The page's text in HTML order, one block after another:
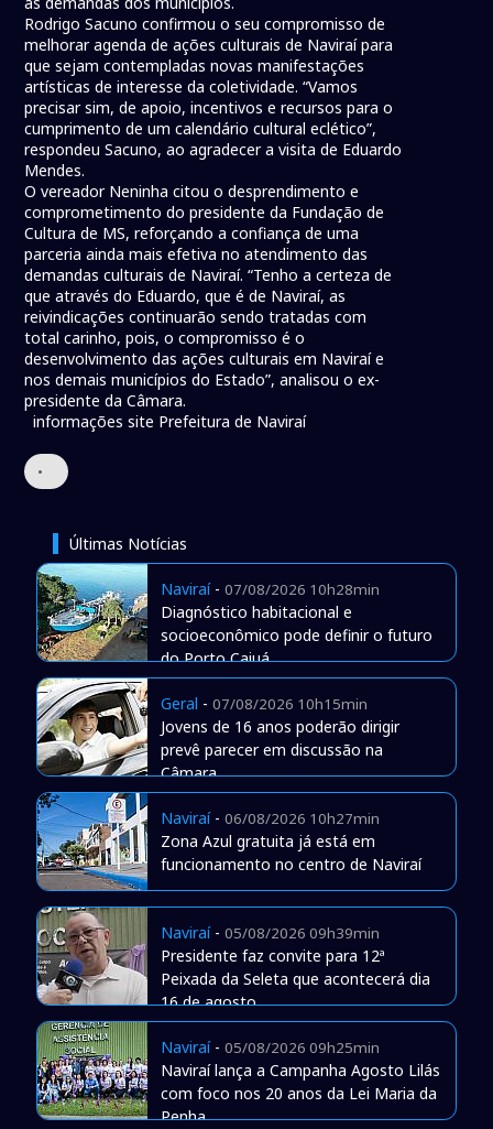
Rodrigo Sacuno confirmou o seu compromisso de
melhorar agenda de ações culturais de Naviraí para
que sejam contempladas novas manifestações
artísticas de interesse da coletividade. “Vamos
precisar sim, de apoio, incentivos e recursos para o
cumprimento de um calendário cultural eclético”,
respondeu Sacuno, ao agradecer a visita de Eduardo
Mendes.
O vereador Neninha citou o desprendimento e
comprometimento do presidente da Fundação de
Cultura de MS, reforçando a confiança de uma
parceria ainda mais efetiva no atendimento das
demandas culturais de Naviraí. “Tenho a certeza de
que através do Eduardo, que é de Naviraí, as
reivindicações continuarão sendo tratadas com
total carinho, pois, o compromisso é o
desenvolvimento das ações culturais em Naviraí e
nos demais municípios do Estado”, analisou o ex-
presidente da Câmara.
informações site Prefeitura de Naviraí
•
Últimas Notícias
Naviraí- 07/08/2026 10h28min
Diagnóstico habitacional e
socioeconômico pode definir o futuro
do Porto Caiuá
Geral - 07/08/2026 10h15min
Jovens de 16 anos poderão dirigir
prevê parecer em discussão na
Câmara
Naviraí- 06/08/2026 10h27min
Zona Azul gratuita já está em
funcionamento no centro de Naviraí
Naviraí- 05/08/2026 09h39min
Presidente faz convite para 12ª
Peixada da Seleta que acontecerá dia
16 de agosto
Naviraí- 05/08/2026 09h25min
Naviraí lança a Campanha Agosto Lilás
com foco nos 20 anos da Lei Maria da
Penha